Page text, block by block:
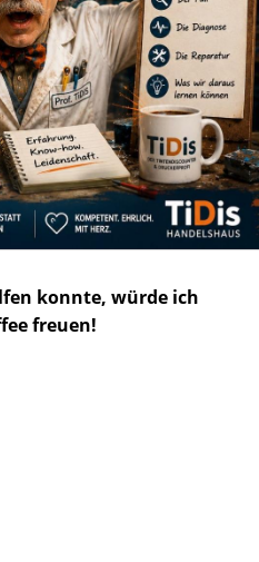
konnte, würde ich
freuen!